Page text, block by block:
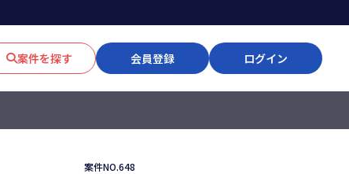
案件を探す 会員登録 ログイン
案件NO.648